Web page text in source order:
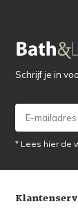
Schrijf je in
* Lees hier de